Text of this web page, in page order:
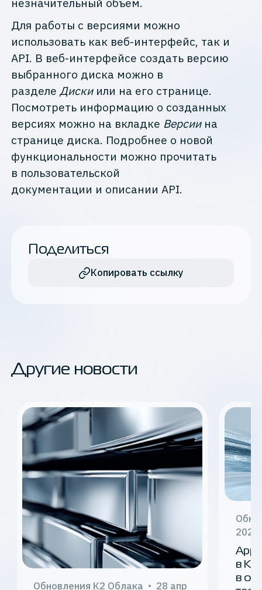
Поделиться
Копировать ссылку
Для работы с версиями можно
использовать как веб-интерфейс, так и
API. В веб-интерфейсе создать версию
выбранного диска можно в
разделеДискиили на его странице.
Посмотреть информацию о созданных
версиях можно на вкладке Версиина
странице диска. Подробнее о новой
функциональности можно прочитать
в пользовательской
документации и описании API.
Другие новости
Обновления К2 Облака
28 апр
2026
в К2
в